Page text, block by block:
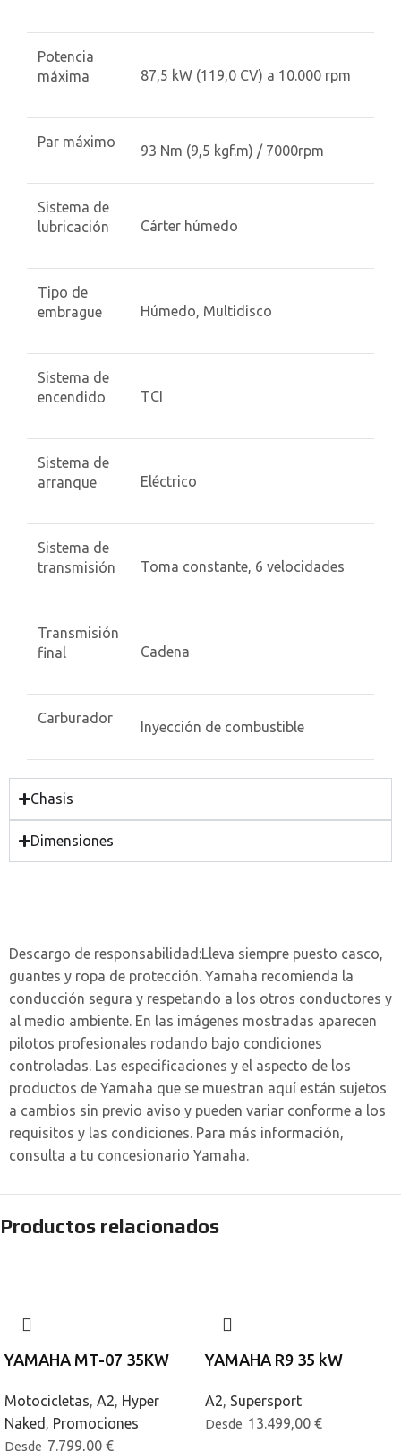
Potencia
máxima
87,5 kW (119,0 CV) a 10.000 rpm
Par máximo
93 Nm (9,5 kgf.m) / 7000rpm
Sistema de
lubricación
Cárter húmedo
Tipo de
embrague
Húmedo, Multidisco
Sistema de
encendido
TCI
Sistema de
arranque
Eléctrico
Sistema de
transmisión
Toma constante, 6 velocidades
Transmisión
final
Cadena
Carburador
Inyección de combustible
Chasis
Dimensiones
Descargo de responsabilidad:Lleva siempre puesto casco,
guantes y ropa de protección. Yamaha recomienda la
conducción segura y respetando a los otros conductores y
al medio ambiente. En las imágenes mostradas aparecen
pilotos profesionales rodando bajo condiciones
controladas. Las especificaciones y el aspecto de los
productos de Yamaha que se muestran aquí están sujetos
a cambios sin previo aviso y pueden variar conforme a los
requisitos y las condiciones. Para más información,
consulta a tu concesionario Yamaha.
Productos relacionados
YAMAHA MT-07 35KW
Motocicletas, A2, Hyper
Naked , Promociones
Desde 7.799,00 €
YAMAHA R9 35 kW
A2, Supersport
Desde 13.499,00 €